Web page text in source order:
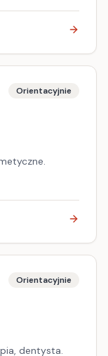
Orientacyjnie
Orientacyjnie
dentysta.